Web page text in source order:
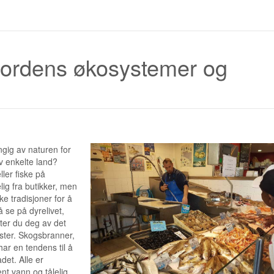
økosystemer og
av naturen for
enkelte land?
fiske på
fra butikker, men
tradisjoner for å
se på dyrelivet,
du deg av det
Skogsbranner,
en tendens til å
Alle er
vann og tålelig